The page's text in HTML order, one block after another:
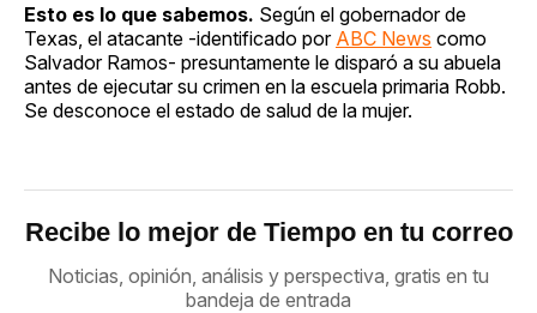
Esto es lo que sabemos. Según el gobernador de
Texas, el atacante -identificado por ABC News como
Salvador Ramos- presuntamente le disparó a su abuela
antes de ejecutar su crimen en la escuela primaria Robb.
Se desconoce el estado de salud de la mujer.
Recibe lo mejor de Tiempo en tu correo
Noticias, opinión, análisis y perspectiva, gratis en tu
bandeja de entrada